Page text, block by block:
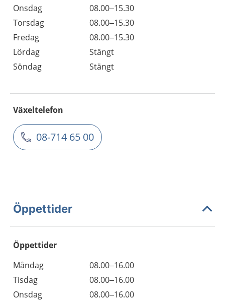
Onsdag
08.00–15.30
Torsdag
08.00–15.30
Fredag
08.00–15.30
Lördag
Stängt
Söndag
Stängt
Växeltelefon
08-714 65 00
Öppettider
Öppettider
Dag
Öppettider
Kommentarer
Måndag
08.00–16.00
Tisdag
08.00–16.00
Onsdag
08.00–16.00